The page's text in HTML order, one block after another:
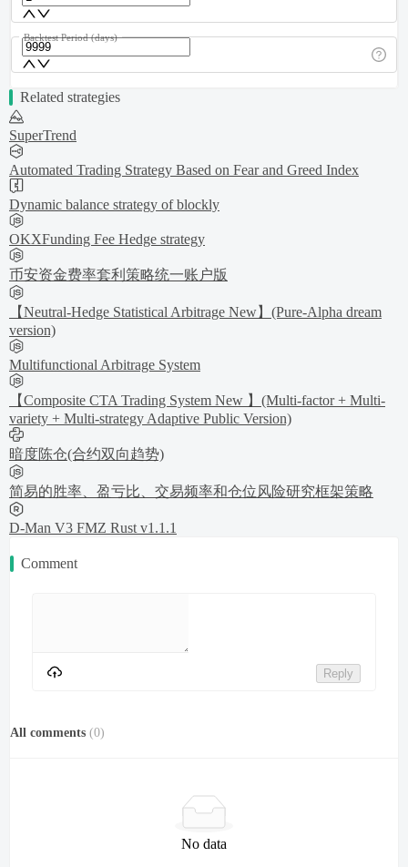
Backtest Period (days)
Related strategies
SuperTrend
Automated Trading Strategy Based on Fear and Greed Index
Dynamic balance strategy of blockly
OKXFunding Fee Hedge strategy
币安资金费率套利策略统一账户版
【Neutral-Hedge Statistical Arbitrage New】(Pure-Alpha dream
version)
Multifunctional Arbitrage System
【Composite CTA Trading System New 】(Multi-factor + Multi-
variety + Multi-strategy Adaptive Public Version)
暗度陈仓(合约双向趋势)
简易的胜率、盈亏比、交易频率和仓位风险研究框架策略
D-Man V3 FMZ Rust v1.1.1
Comment
Reply
All comments (0)
No data